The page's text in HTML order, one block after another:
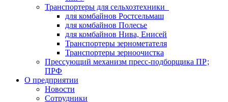
Транспортеры для сельхозтехники
для комбайнов Ростсельмаш
для комбайнов Полесье
для комбайнов Нива, Енисей
Транспортеры зернометателя
Транспортеры зерноочистка
Прессующий механизм пресс-подборщика ПР;
ПРФ
О предприятии
Новости
Сотрудники